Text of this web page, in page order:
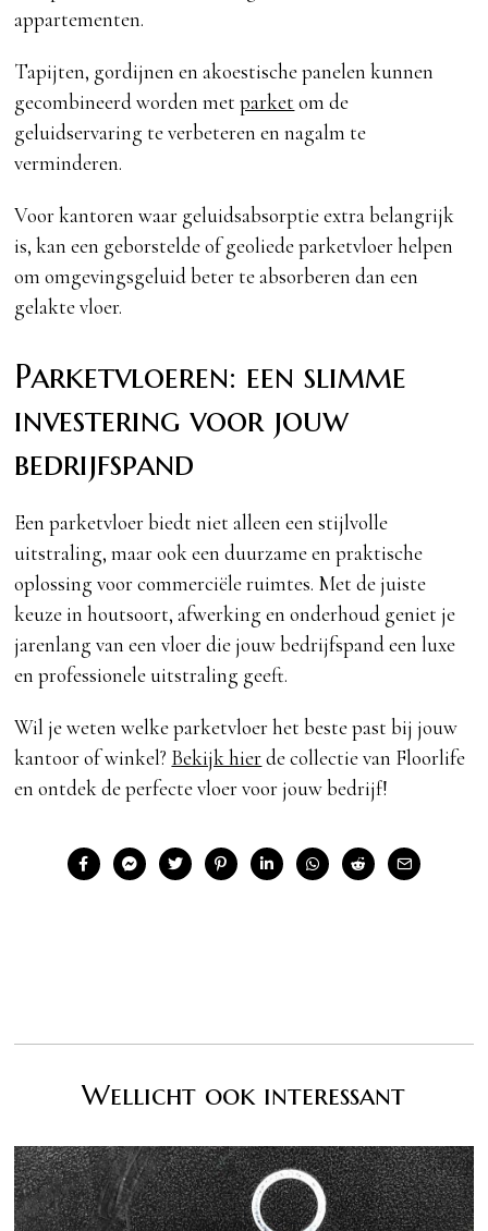
appartementen.
Tapijten, gordijnen en akoestische panelen kunnen
gecombineerd worden metparket om de
geluidservaring te verbeteren en nagalm te
verminderen.
Voor kantoren waar geluidsabsorptie extra belangrijk
is, kan een geborstelde of geoliede parketvloer helpen
om omgevingsgeluid beter te absorberen dan een
gelakte vloer.
Parketvloeren: een slimme
investering voor jouw
bedrijfspand
Een parketvloer biedt niet alleen een stijlvolle
uitstraling, maar ook een duurzame en praktische
oplossing voor commerciële ruimtes. Met de juiste
keuze in houtsoort, afwerking en onderhoud geniet je
jarenlang van een vloer die jouw bedrijfspand een luxe
en professionele uitstraling geeft.
Wil je weten welke parketvloer het beste past bij jouw
kantoor of winkel? Bekijk hierde collectie van Floorlife
en ontdek de perfecte vloer voor jouw bedrijf!
Wellicht ook interessant